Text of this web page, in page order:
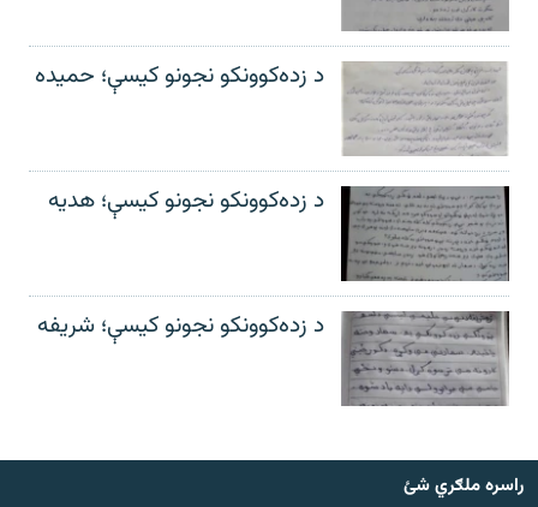
د زده‌کوونکو نجونو کیسې؛ حمیده
د زده‌کوونکو نجونو کیسې؛ هدیه
د زده‌کوونکو نجونو کیسې؛ شریفه
راسره ملګري شئ